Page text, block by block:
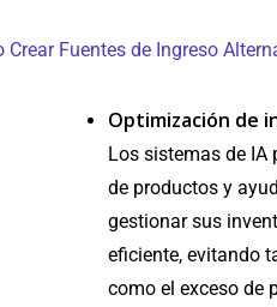
Crear Fuentes de Ingreso
Optimización de
Los sistemas de IA
de productos y
gestionar sus
eficiente, evitando
como el exceso de